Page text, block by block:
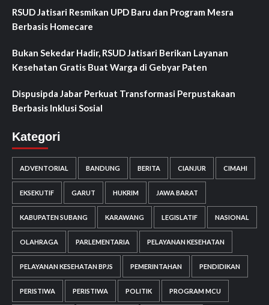
RSUD Jatisari Resmikan UPD Baru dan Program Mesra
Berbasis Homecare
Bukan Sekedar Hadir, RSUD Jatisari Berikan Layanan
Kesehatan Gratis Buat Warga di Gebyar Paten
Dispusipda Jabar Perkuat Transformasi Perpustakaan
Berbasis Inklusi Sosial
Kategori
ADVENTORIAL BANDUNG BERITA CIANJUR CIMAHI
EKSEKUTIF GARUT HUKRIM JAWA BARAT
KABUPATEN SUBANG KARAWANG LEGISLATIF NASIONAL
OLAHRAGA PARLEMENTARIA PELAYANAN KESEHATAN
PELAYANAN KESEHATAN BPJS PEMERINTAHAN PENDIDIKAN
PERISTIWA PERISTIWA POLITIK PROGRAM MCU